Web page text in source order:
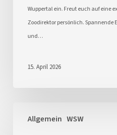
Wuppertal ein. Freut euch auf eine
Zoodirektor persönlich.
und…
15. April 2026
Allgemein WSW